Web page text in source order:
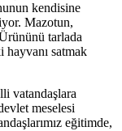
kendisine
Mazotun,
tarlada
satmak
vatandaşlara
meselesi
eğitimde,